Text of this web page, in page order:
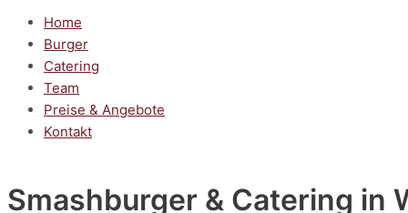
Home
Burger
Catering
Team
Preise & Angebote
Kontakt
Smashburger & Catering in